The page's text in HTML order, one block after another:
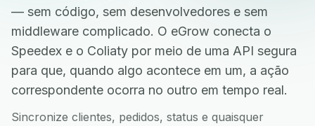
— sem código, sem desenvolvedores e sem
middleware complicado. O eGrow conecta o
Speedex e o Coliaty por meio de uma API segura
para que, quando algo acontece em um, a ação
correspondente ocorra no outro em tempo real.
Sincronize clientes, pedidos, status e quaisquer